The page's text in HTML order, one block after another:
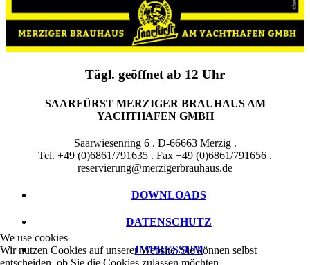
Tägl. geöffnet ab 12 Uhr
SAARFÜRST MERZIGER BRAUHAUS AM
YACHTHAFEN GMBH
Saarwiesenring 6 . D-66663 Merzig .
Tel. +49 (0)6861/791635 . Fax +49 (0)6861/791656 .
reservierung@merzigerbrauhaus.de
DOWNLOADS
DATENSCHUTZ
IMPRESSUM
We use cookies
Wir nutzen Cookies auf unserer Website. Sie können selbst
entscheiden, ob Sie die Cookies zulassen möchten.